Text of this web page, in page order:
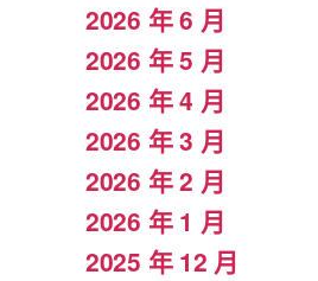
2026 年 6 月
2026 年 5 月
2026 年 4 月
2026 年 3 月
2026 年 2 月
2026 年 1 月
2025 年 12 月